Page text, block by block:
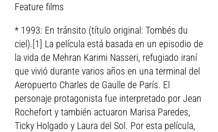
Feature films
* 1993: En tránsito (título original: Tombés du
ciel).[1] La película está basada en un episodio de
la vida de Mehran Karimi Nasseri, refugiado iraní
que vivió durante varios años en una terminal del
Aeropuerto Charles de Gaulle de París. El
personaje protagonista fue interpretado por Jean
Rochefort y también actuaron Marisa Paredes,
Ticky Holgado y Laura del Sol. Por esta película,